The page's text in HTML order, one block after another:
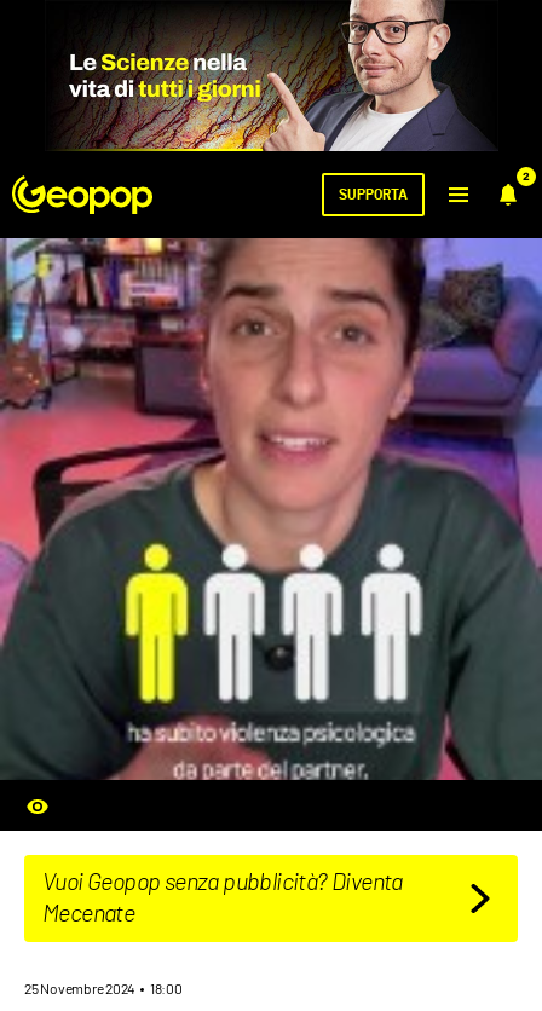
2
SUPPORTA
Vuoi Geopop senza pubblicità? Diventa
Mecenate
25 Novembre 2024 18:00